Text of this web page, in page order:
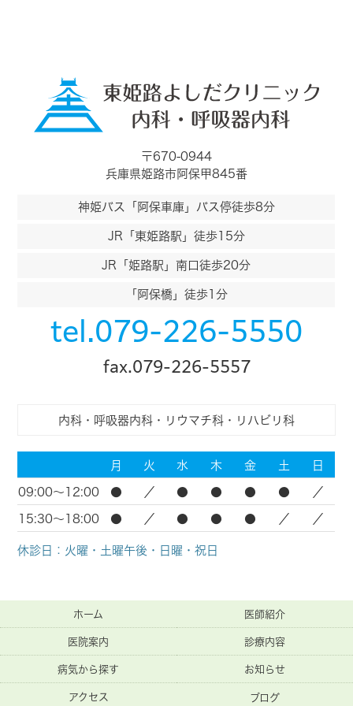
〒670-0944
兵庫県姫路市阿保甲845番
神姫バス「阿保車庫」バス停徒歩8分
JR「東姫路駅」徒歩15分
JR「姫路駅」南口徒歩20分
「阿保橋」徒歩1分
tel.079-226-5550
fax.079-226-5557
内科・呼吸器内科・リウマチ科・リハビリ科
月 火 水 木 金 土 日
09:00～12:00 ● ／ ● ● ● ● ／
15:30～18:00 ● ／ ● ● ● ／ ／
休診日：火曜・土曜午後・日曜・祝日
ホーム 医師紹介
医院案内 診療内容
病気から探す お知らせ
アクセス ブログ